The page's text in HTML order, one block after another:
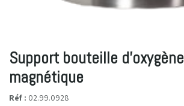
Support bouteille d’oxygène
magnétique
Réf : 02.99.0928